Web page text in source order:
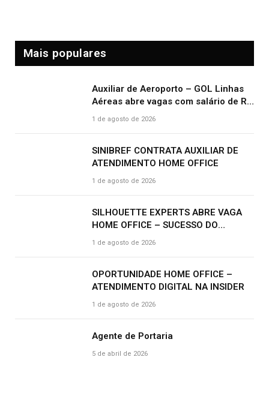
Mais populares
Auxiliar de Aeroporto – GOL Linhas
Aéreas abre vagas com salário de R$
2.000,00 e benefícios atrativos
1 de agosto de 2026
SINIBREF CONTRATA AUXILIAR DE
ATENDIMENTO HOME OFFICE
1 de agosto de 2026
SILHOUETTE EXPERTS ABRE VAGA
HOME OFFICE – SUCESSO DO
CLIENTE | R$ 2.500
1 de agosto de 2026
OPORTUNIDADE HOME OFFICE –
ATENDIMENTO DIGITAL NA INSIDER
1 de agosto de 2026
Agente de Portaria
5 de abril de 2026